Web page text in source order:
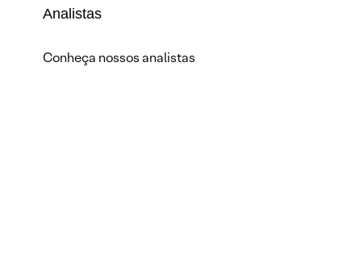
Analistas
Conheça nossos analistas